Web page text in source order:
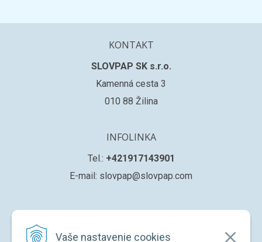
Vaše nastavenie cookies
KONTAKT
SLOVPAP SK s.r.o.
Kamenná cesta 3
010 88 Žilina
INFOLINKA
Tel.: +421917143901
E-mail: slovpap@slovpap.com